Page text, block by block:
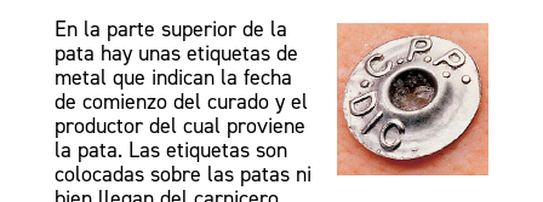
En la parte superior de la
pata hay unas etiquetas de
metal que indican la fecha
de comienzo del curado y el
productor del cual proviene
la pata. Las etiquetas son
colocadas sobre las patas ni